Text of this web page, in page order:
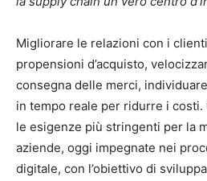
Migliorare le relazioni con i
propensioni d’acquisto,
consegna delle merci,
in tempo reale per ridurre i costi.
le esigenze più stringenti per la
aziende, oggi impegnate nei
digitale, con l’obiettivo di